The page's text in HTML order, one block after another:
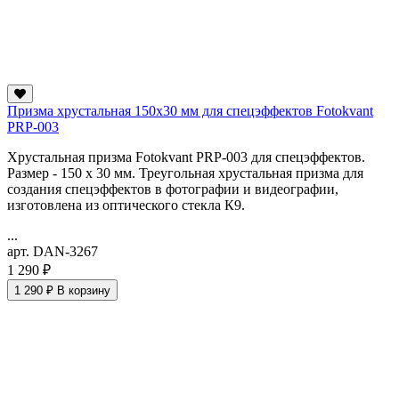
Призма хрустальная 150х30 мм для спецэффектов Fotokvant
PRP-003
Хрустальная призма Fotokvant PRP-003 для спецэффектов.
Размер - 150 х 30 мм. Треугольная хрустальная призма для
создания спецэффектов в фотографии и видеографии,
изготовлена из оптического стекла К9.
...
арт. DAN-3267
1 290 ₽
1 290 ₽ В корзину